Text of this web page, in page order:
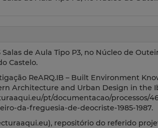
de Aula Tipo P3, no Núcleo de
Castelo.
ReARQ.IB – Built Environment
Architecture and Urban Design in the
pt/documentacao/processos/
da-freguesia-de-deocriste-1985-1987.
repositório do referido